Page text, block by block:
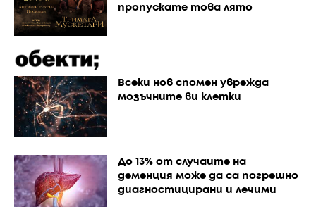
пропускате това лято
Всеки нов спомен уврежда
мозъчните ви клетки
До 13% от случаите на
деменция може да са погрешно
диагностицирани и лечими